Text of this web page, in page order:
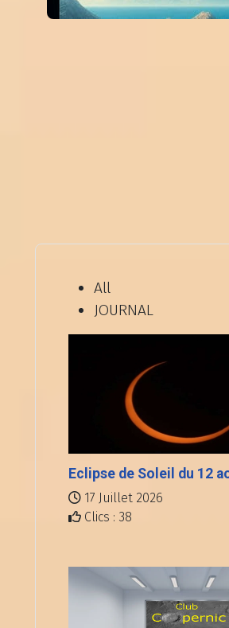
All
JOURNAL
Eclipse de Soleil du 12
17 Juillet 2026
Clics : 38